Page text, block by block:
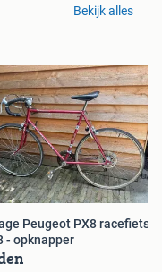
Bekijk alles
Peugeot PX8 racefiets
- opknapper